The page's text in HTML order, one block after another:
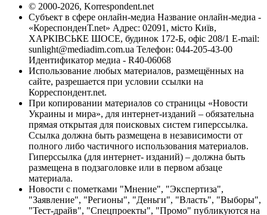
© 2000-2026, Korrespondent.net
Субъект в сфере онлайн-медиа Название онлайн-медиа -
«КореспонденТ.net» Адрес: 02091, місто Київ,
ХАРКІВСЬКЕ ШОСЕ, будинок 172-Б, офіс 208/1 E-mail:
sunlight@mediadim.com.ua Телефон: 044-205-43-00
Идентификатор медиа - R40-06068
Использование любых материалов, размещённых на
сайте, разрешается при условии ссылки на
Корреспондент.net.
При копировании материалов со страницы «Новости
Украины и мира», для интернет-изданий – обязательна
прямая открытая для поисковых систем гиперссылка.
Ссылка должна быть размещена в независимости от
полного либо частичного использования материалов.
Гиперссылка (для интернет- изданий) – должна быть
размещена в подзаголовке или в первом абзаце
материала.
Новости с пометками "Мнение", "Экспертиза",
"Заявление", "Регионы", "Деньги", "Власть", "Выборы",
"Тест-драйв", "Спецпроекты", "Промо" публикуются на